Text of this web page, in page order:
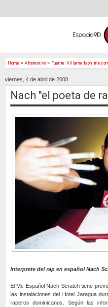
Home » Alternativo » Fuente:
viernes, 4 de abril de 2008
Nach "el poeta de
Interprete del rap en español Nach
El Mc Español Nach Scratch tiene
las instalaciones del Hotel Jaragua
raperos dominicanos. Según las